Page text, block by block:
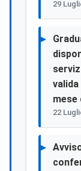
29
valida
mese
22